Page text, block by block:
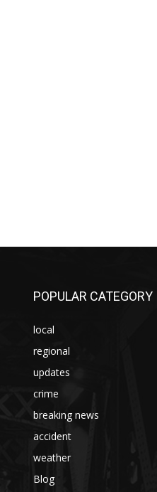
POPULAR CATEGORY
local
regional
updates
crime
breaking news
accident
weather
Blog